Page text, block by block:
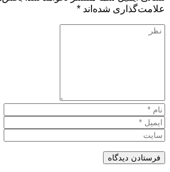
علامت‌گذاری شده‌اند *